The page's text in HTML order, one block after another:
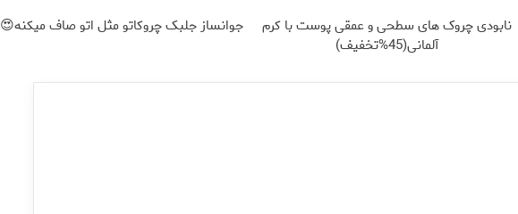
نابودی چروک های سطحی و عمقی پوست با کرم
آلمانی(45%تخفیف)
جوانساز جلبک چروکاتو مثل اتو صاف میکنه😍